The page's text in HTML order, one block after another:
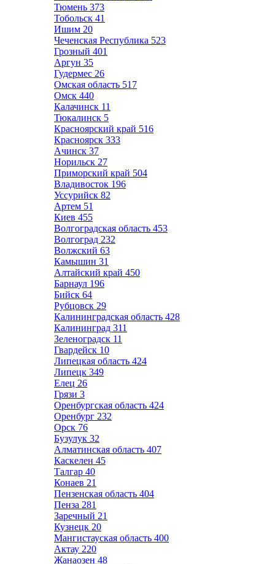
Тюмень 373
Тобольск 41
Ишим 20
Чеченская Республика 523
Грозный 401
Аргун 35
Гудермес 26
Омская область 517
Омск 440
Калачинск 11
Тюкалинск 5
Красноярский край 516
Красноярск 333
Ачинск 37
Норильск 27
Приморский край 504
Владивосток 196
Уссурийск 82
Артем 51
Киев 455
Волгоградская область 453
Волгоград 232
Волжский 63
Камышин 31
Алтайский край 450
Барнаул 196
Бийск 64
Рубцовск 29
Калининградская область 428
Калининград 311
Зеленоградск 11
Гвардейск 10
Липецкая область 424
Липецк 349
Елец 26
Грязи 3
Оренбургская область 424
Оренбург 232
Орск 76
Бузулук 32
Алматинская область 407
Каскелен 45
Талгар 40
Конаев 21
Пензенская область 404
Пенза 281
Заречный 21
Кузнецк 20
Мангистауская область 400
Актау 220
Жанаозен 48